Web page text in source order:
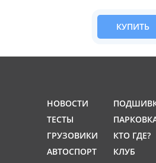
КУПИТЬ
НОВОСТИ
ТЕСТЫ
ГРУЗОВИКИ
АВТОСПОРТ
КТО ГДЕ?
КЛУБ